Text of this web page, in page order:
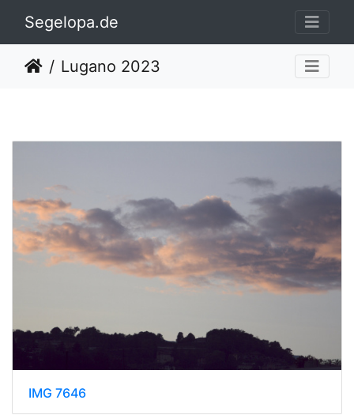
Segelopa.de
Lugano 2023
IMG 7646